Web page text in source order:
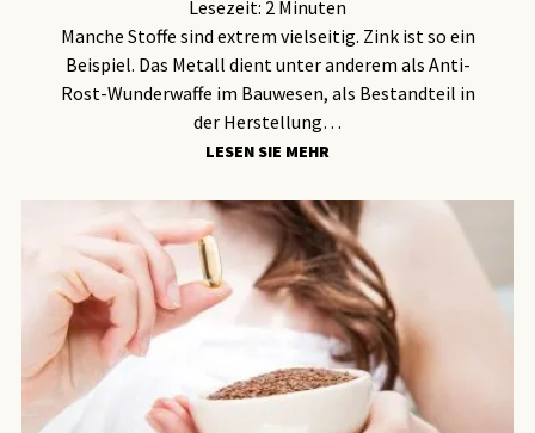
Lesezeit: 2 Minuten
Manche Stoffe sind extrem vielseitig. Zink ist so ein
Beispiel. Das Metall dient unter anderem als Anti-
Rost-Wunderwaffe im Bauwesen, als Bestandteil in
der Herstellung…
LESEN SIE MEHR